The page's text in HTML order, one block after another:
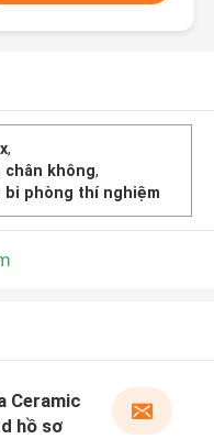
,
chân không,
bi phòng thí nghiệm
Ceramic
hồ sơ